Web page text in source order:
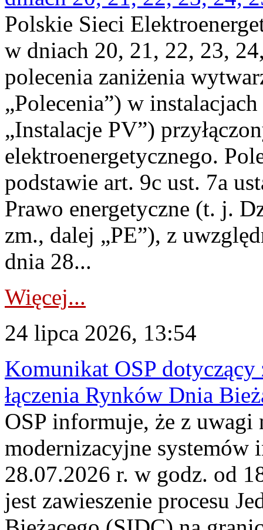
Polskie Sieci
w dniach 20, 21, 22, 23,
polecenia zaniżenia
„Polecenia”) w
„Instalacje PV”)
elektroenergetycznego.
podstawie art. 9c ust. 7a
Prawo energetyczne (t. j.
zm., dalej „PE”), z
dnia 28...
Więcej...
24 lipca 2026, 13:54
Komunikat OSP dotyczący
łączenia Rynków Dnia
OSP informuje, że z uwagi
modernizacyjne
28.07.2026 r. w godz. od
jest zawieszenie procesu